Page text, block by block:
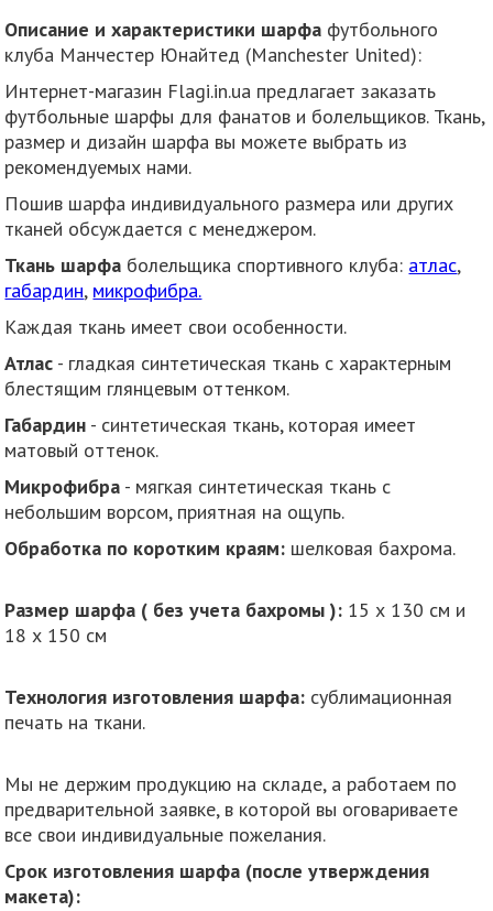
Описание и характеристики шарфа футбольного
клуба Манчестер Юнайтед (Manchester United):
Интернет-магазин Flagi.in.ua предлагает заказать
футбольные шарфы для фанатов и болельщиков. Ткань,
размер и дизайн шарфа вы можете выбрать из
рекомендуемых нами.
Пошив шарфа индивидуального размера или других
тканей обсуждается с менеджером.
Ткань шарфа болельщика спортивного клуба: атлас,
габардин, микрофибра.
Каждая ткань имеет свои особенности.
Атлас - гладкая синтетическая ткань с характерным
блестящим глянцевым оттенком.
Габардин - синтетическая ткань, которая имеет
матовый оттенок.
Микрофибра - мягкая синтетическая ткань с
небольшим ворсом, приятная на ощупь.
Обработка по коротким краям: шелковая бахрома.
Размер шарфа ( без учета бахромы ): 15 х 130 см и
18 х 150 см
Технология изготовления шарфа: сублимационная
печать на ткани.
Мы не держим продукцию на складе, а работаем по
предварительной заявке, в которой вы оговариваете
все свои индивидуальные пожелания.
Срок изготовления шарфа (после утверждения
макета):